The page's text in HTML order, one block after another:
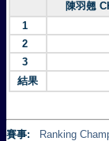
陳羽翹
1
2
3
結果
賽事:
Ranking